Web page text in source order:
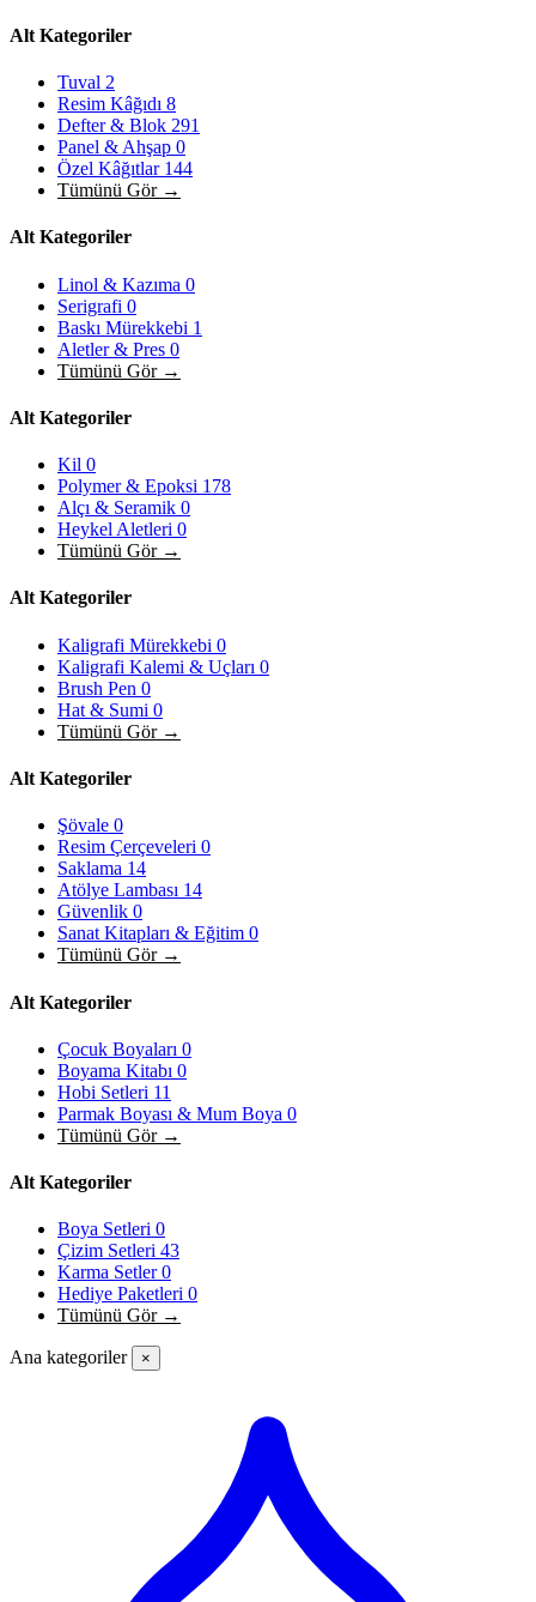
Alt Kategoriler
Tuval 2
Resim Kâğıdı 8
Defter & Blok 291
Panel & Ahşap 0
Özel Kâğıtlar 144
Tümünü Gör →
Alt Kategoriler
Linol & Kazıma 0
Serigrafi 0
Baskı Mürekkebi 1
Aletler & Pres 0
Tümünü Gör →
Alt Kategoriler
Kil 0
Polymer & Epoksi 178
Alçı & Seramik 0
Heykel Aletleri 0
Tümünü Gör →
Alt Kategoriler
Kaligrafi Mürekkebi 0
Kaligrafi Kalemi & Uçları 0
Brush Pen 0
Hat & Sumi 0
Tümünü Gör →
Alt Kategoriler
Şövale 0
Resim Çerçeveleri 0
Saklama 14
Atölye Lambası 14
Güvenlik 0
Sanat Kitapları & Eğitim 0
Tümünü Gör →
Alt Kategoriler
Çocuk Boyaları 0
Boyama Kitabı 0
Hobi Setleri 11
Parmak Boyası & Mum Boya 0
Tümünü Gör →
Alt Kategoriler
Boya Setleri 0
Çizim Setleri 43
Karma Setler0
Hediye Paketleri 0
Tümünü Gör →
Ana kategoriler ×